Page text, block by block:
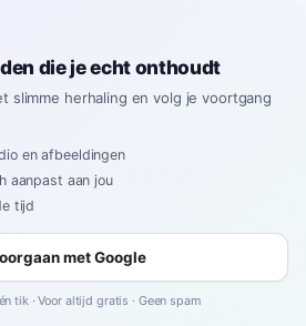
"nee" in het
voor“nee”is “no”—A1
veelgebruikt woord in het
die je echt onthoudt
slimme herhaling en volg je voortgang
en afbeeldingen
aanpast aan jou
tijd
met Google
tik · Voor altijd gratis · Geen spam